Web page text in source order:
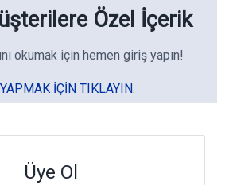
Özel İçerik
okumak için hemen giriş yapın!
IÇIN TIKLAYIN.
Üye Ol